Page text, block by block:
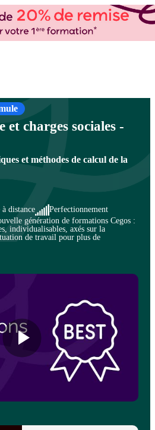
de formation à Paris et en régions
charges sociales -
et méthodes de calcul de la
à distance Perfectionnement
génération de formations Cegos :
individualisables, axés sur la
de travail pour plus de